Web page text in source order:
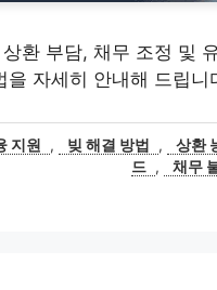
환 부담, 채무 조정 및
을 자세히 안내해 드립니
지원 , 빚 해결 방법 , 상환
드 , 채무